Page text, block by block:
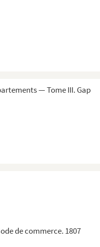
— Tome III. Gap
de commerce. 1807